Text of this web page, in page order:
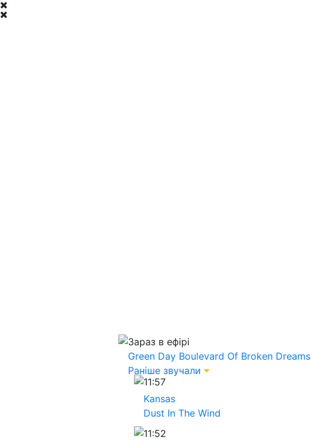
Зараз в ефірі
Green Day Boulevard Of Broken Dreams
Раніше звучали
11:57
Kansas
Dust In The Wind
11:52